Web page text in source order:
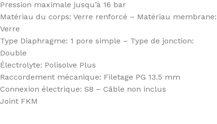
Pression maximale jusqu’à 16 bar
Matériau du corps: Verre renforcé – Matériau membrane:
Verre
Type Diaphragme: 1 pore simple – Type de jonction:
Double
Électrolyte: Polisolve Plus
Raccordement mécanique: Filetage PG 13.5 mm
Connexion électrique: S8 – Câble non inclus
Joint FKM